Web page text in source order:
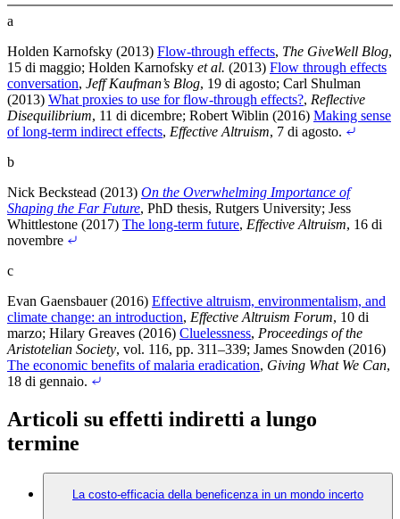
a
Holden Karnofsky (2013) Flow-through effects, The GiveWell Blog,
15 di maggio; Holden Karnofsky et al. (2013) Flow through effects
conversation, Jeff Kaufman’s Blog, 19 di agosto; Carl Shulman
(2013) What proxies to use for flow-through effects?, Reflective
Disequilibrium, 11 di dicembre; Robert Wiblin (2016) Making sense
of long-term indirect effects, Effective Altruism, 7 di agosto.
b
Nick Beckstead (2013) On the Overwhelming Importance of
Shaping the Far Future, PhD thesis, Rutgers University; Jess
Whittlestone (2017) The long-term future, Effective Altruism, 16 di
novembre
c
Evan Gaensbauer (2016) Effective altruism, environmentalism, and
climate change: an introduction, Effective Altruism Forum, 10 di
marzo; Hilary Greaves (2016) Cluelessness, Proceedings of the
Aristotelian Society, vol. 116, pp. 311–339; James Snowden (2016)
The economic benefits of malaria eradication, Giving What We Can,
18 di gennaio.
Articoli su effetti indiretti a lungo
termine
La costo-efficacia della beneficenza in un mondo incerto